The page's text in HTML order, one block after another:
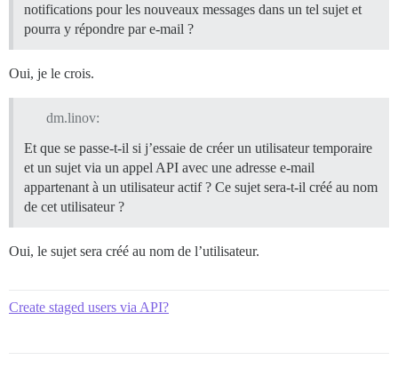
notifications pour les nouveaux messages dans un tel sujet et
pourra y répondre par e-mail ?
Oui, je le crois.
dm.linov:
Et que se passe-t-il si j’essaie de créer un utilisateur temporaire
et un sujet via un appel API avec une adresse e-mail
appartenant à un utilisateur actif ? Ce sujet sera-t-il créé au nom
de cet utilisateur ?
Oui, le sujet sera créé au nom de l’utilisateur.
Create staged users via API?